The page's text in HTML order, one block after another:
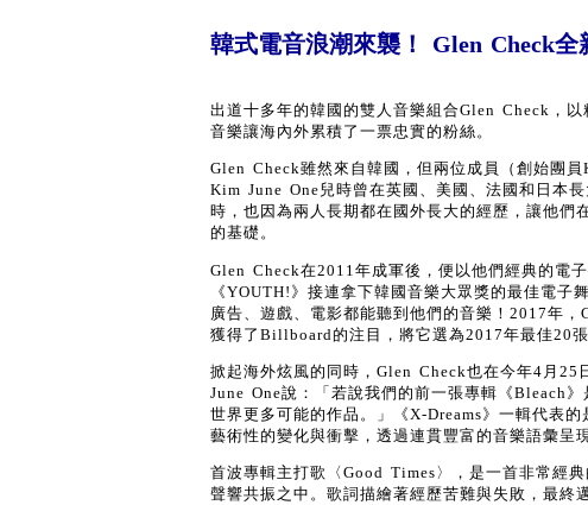
韓式電音浪潮來襲！ Glen Check
出道十多年的韓國的雙人音樂組合Glen Check，
音樂讓海內外累積了一票忠實的粉絲。
Glen Check雖然來自韓國，但兩位成員（創始團
Kim June One兒時曾在英國、美國、法國和日本
時，也因為兩人長期都在國外長大的經歷，讓他
的基礎。
Glen Check在2011年成軍後，便以他們經典的電
《YOUTH!》接連拿下韓國音樂大眾獎的最佳電
廣告、遊戲、電影都能聽到他們的音樂！2017年
獲得了Billboard的注目，將它選為2017年最佳20
掀起海外炫風的同時，Glen Check也在今年4月25
June One說：「若說我們的前一張專輯《Bleach
世界更多可能的作品。」《X-Dreams》一輯代表
藝術性的變化與衝擊，透過連貫豐富的音樂語彙呈現
首波專輯主打歌〈Good Times〉，是一首非常經
聲響共振之中。歌詞描繪著經歷苦難與失敗，最終